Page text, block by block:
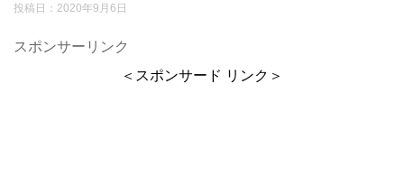
投稿日： 2020年9月6日
スポンサーリンク
＜スポンサード リンク＞